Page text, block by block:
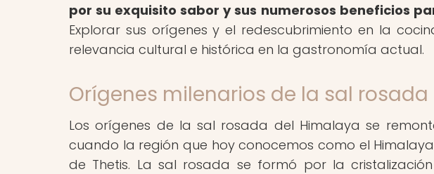
por su exquisito sabor y sus numerosos beneficios
Explorar sus orígenes y el redescubrimiento en la
relevancia cultural e histórica en la gastronomía actual.
Orígenes milenarios de la sal rosada
Los orígenes de la sal rosada del Himalaya se
cuando la región que hoy conocemos como el
de Thetis. La sal rosada se formó por la